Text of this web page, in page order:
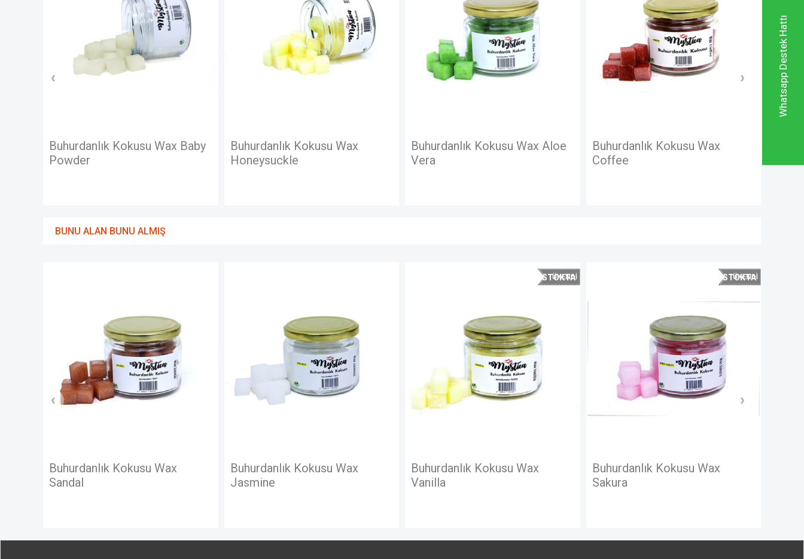
Whatsapp Destek Hattı
Buhurdanlık Kokusu Wax Baby
Powder
Buhurdanlık Kokusu Wax
Honeysuckle
Buhurdanlık Kokusu Wax Aloe
Buhurdanlık Kokusu Wax
Coffee
BUNU ALAN BUNU ALMIŞ
Buhurdanlık Kokusu Wax
Sandal
Buhurdanlık Kokusu Wax
Jasmine
STOKTA
Buhurdanlık Kokusu Wax
Vanilla
STOKTA
Buhurdanlık Kokusu Wax
Sakura